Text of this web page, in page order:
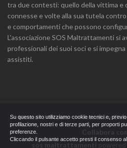
tra due contesti: quello della vittima e
connesse e volte alla sua tutela
e comportamenti che possono
L'associazione SOS Maltrattamenti si
professionali dei suoi soci e si
assistiti.
Home News Termini e
sos maltrattamenti
Su questo sito utilizziamo cookie tecnici e,
profilazione, nostri e di terze parti, per proporti
preferenze.
Cliccando il pulsante accetto presti il consenso